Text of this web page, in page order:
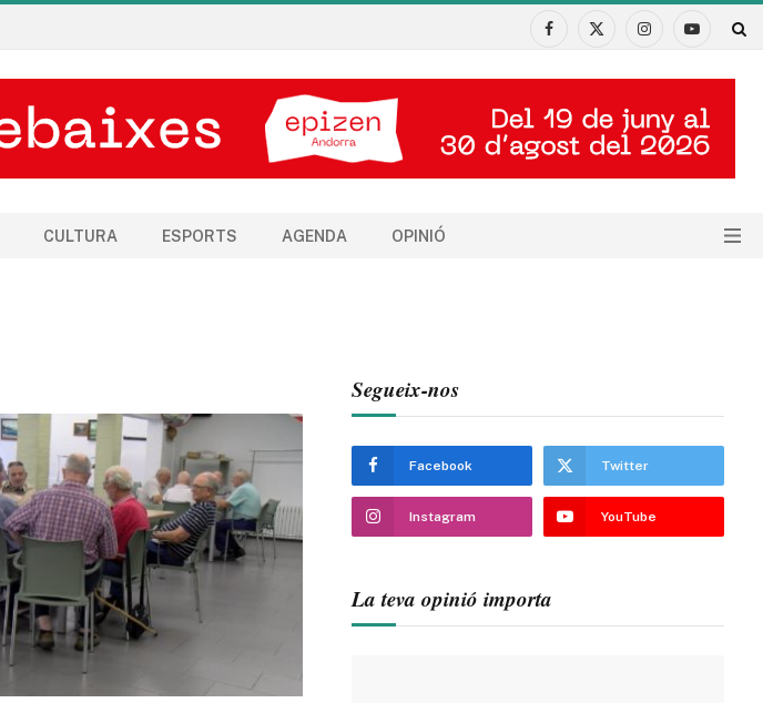
Facebook
X
InstagramYouTube
CULTURA ESPORTS AGENDA OPINIÓ
Segueix-nos
Facebook Twitter
Instagram YouTube
La teva opinió importa